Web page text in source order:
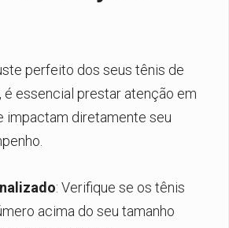
perfeito dos seus tênis de
é essencial prestar atenção em
impactam diretamente seu
: Verifique se os tênis
acima do seu tamanho